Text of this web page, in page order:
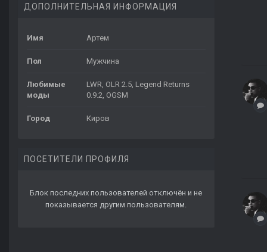
ДОПОЛНИТЕЛЬНАЯ ИНФОРМАЦИЯ
Имя Артем
Пол Мужчина
Любимые
моды
LWR, OLR 2.5, Legend Returns
0.9.2, OGSM
Город Киров
ПОСЕТИТЕЛИ ПРОФИЛЯ
Блок последних пользователей отключён и не
показывается другим пользователям.